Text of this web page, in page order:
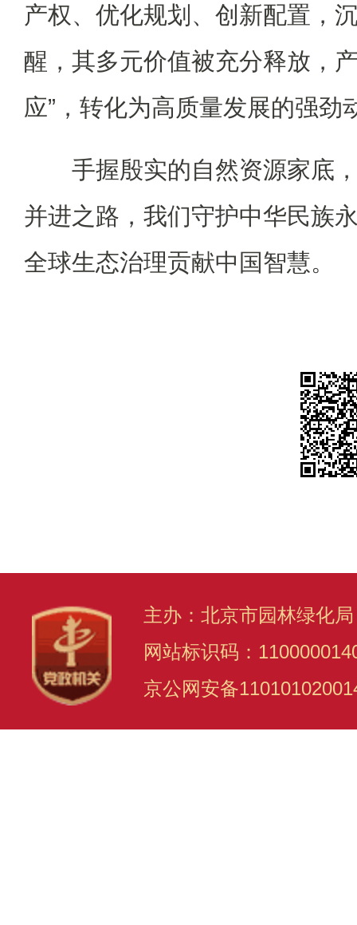
产权、优化规划、创新配置，
醒，其多元价值被充分释放，
应”，转化为高质量发展的强劲
手握殷实的自然资源家底，
并进之路，我们守护中华民族
全球生态治理贡献中国智慧。
主办：北京市园林绿化
网站标识码：
京公网安备